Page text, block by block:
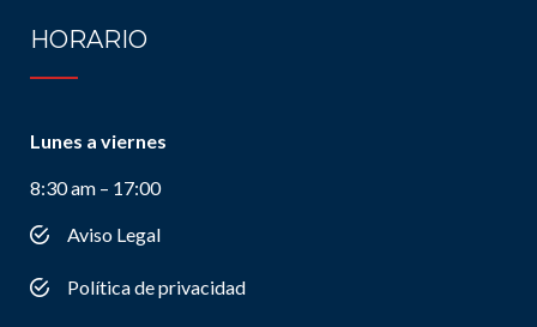
HORARIO
Lunes a viernes
8:30 am – 17:00
Aviso Legal
Política de privacidad